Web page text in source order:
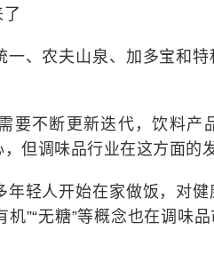
、农夫山泉、加多宝和特
要不断更新迭代，饮料产
但调味品行业在这方面的
轻人开始在家做饭，对
机”“无糖”等概念也在调味